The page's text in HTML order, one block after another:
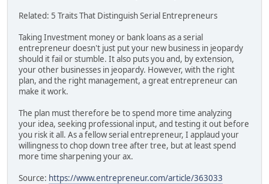
Related: 5 Traits That Distinguish Serial Entrepreneurs
Taking Investment money or bank loans as a serial
entrepreneur doesn't just put your new business in jeopardy
should it fail or stumble. It also puts you and, by extension,
your other businesses in jeopardy. However, with the right
plan, and the right management, a great entrepreneur can
make it work.
The plan must therefore be to spend more time analyzing
your idea, seeking professional input, and testing it out before
you risk it all. As a fellow serial entrepreneur, I applaud your
willingness to chop down tree after tree, but at least spend
more time sharpening your ax.
Source: https://www.entrepreneur.com/article/363033